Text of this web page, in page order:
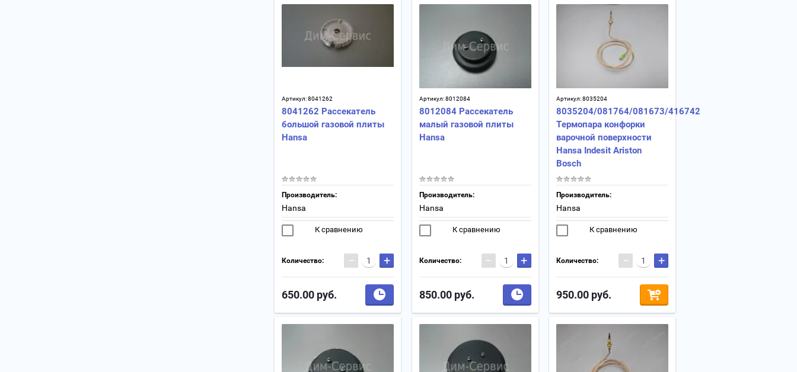
Артикул:8041262
8041262 Рассекатель
большой газовой плиты
Hansa
Производитель:
Hansa
К сравнению
Количество: − +
650.00 руб.
Артикул:8012084
8012084 Рассекатель
малый газовой плиты
Hansa
Производитель:
Hansa
К сравнению
Количество: − +
850.00руб.
Артикул:8035204
8035204/081764/081673/416742
Термопара конфорки
варочной поверхности
Hansa Indesit Ariston
Bosch
Производитель:
Hansa
К сравнению
Количество: − +
950.00 руб.